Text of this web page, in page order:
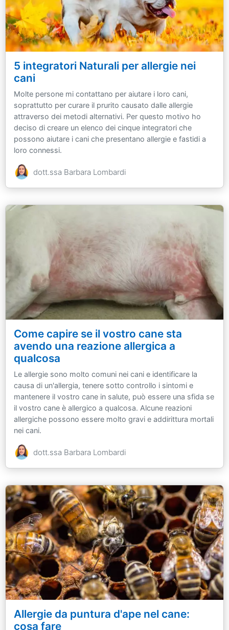
5 integratori Naturali per allergie nei
cani
Molte persone mi contattano per aiutare i loro cani,
soprattutto per curare il prurito causato dalle allergie
attraverso dei metodi alternativi. Per questo motivo ho
deciso di creare un elenco dei cinque integratori che
possono aiutare i cani che presentano allergie e fastidi a
loro connessi.
dott.ssa Barbara Lombardi
Come capire se il vostro cane sta
avendo una reazione allergica a
qualcosa
Le allergie sono molto comuni nei cani e identificare la
causa di un'allergia, tenere sotto controllo i sintomi e
mantenere il vostro cane in salute, può essere una sfida se
il vostro cane è allergico a qualcosa. Alcune reazioni
allergiche possono essere molto gravi e addirittura mortali
nei cani.
dott.ssa Barbara Lombardi
Allergie da puntura d'ape nel cane:
cosa fare